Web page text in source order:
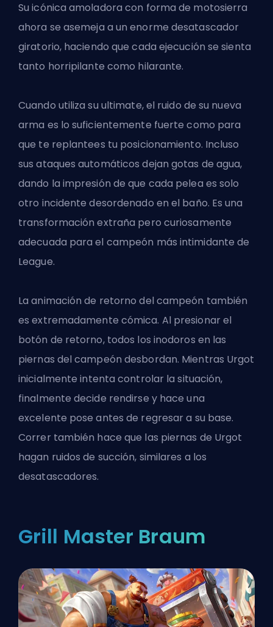
Su icónica amoladora con forma de motosierra
ahora se asemeja a un enorme desatascador
giratorio, haciendo que cada ejecución se sienta
tanto horripilante como hilarante.
Cuando utiliza su ultimate, el ruido de su nueva
arma es lo suficientemente fuerte como para
que te replantees tu posicionamiento. Incluso
sus ataques automáticos dejan gotas de agua,
dando la impresión de que cada pelea es solo
otro incidente desordenado en el baño. Es una
transformación extraña pero curiosamente
adecuada para el campeón más intimidante de
League.
La animación de retorno del campeón también
es extremadamente cómica. Al presionar el
botón de retorno, todos los inodoros en las
piernas del campeón desbordan. Mientras Urgot
inicialmente intenta controlar la situación,
finalmente decide rendirse y hace una
excelente pose antes de regresar a su base.
Correr también hace que las piernas de Urgot
hagan ruidos de succión, similares a los
desatascadores.
Grill Master Braum